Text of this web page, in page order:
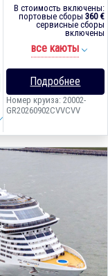
В стоимость включены:
портовые сборы 360 €
сервисные сборы
включены
все каюты
Подробнее
Номер круиза: 20002-
GR20260902CVVCVV